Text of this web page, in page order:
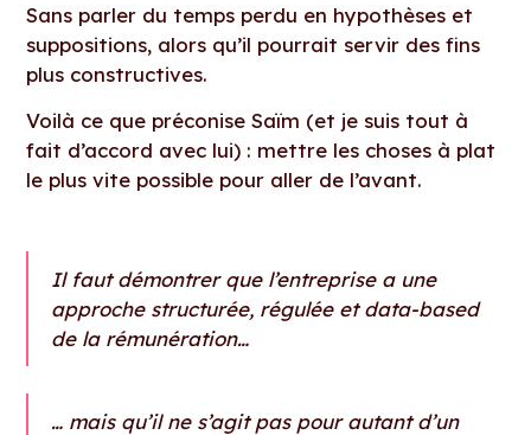
Sans parler du temps perdu en hypothèses et
suppositions, alors qu’il pourrait servir des fins
plus constructives.
Voilà ce que préconise Saïm (et je suis tout à
fait d’accord avec lui) : mettre les choses à plat
le plus vite possible pour aller de l’avant.
Il faut démontrer que l’entreprise a une
approche structurée, régulée et data-based
de la rémunération…
… mais qu’il ne s’agit pas pour autant d’un